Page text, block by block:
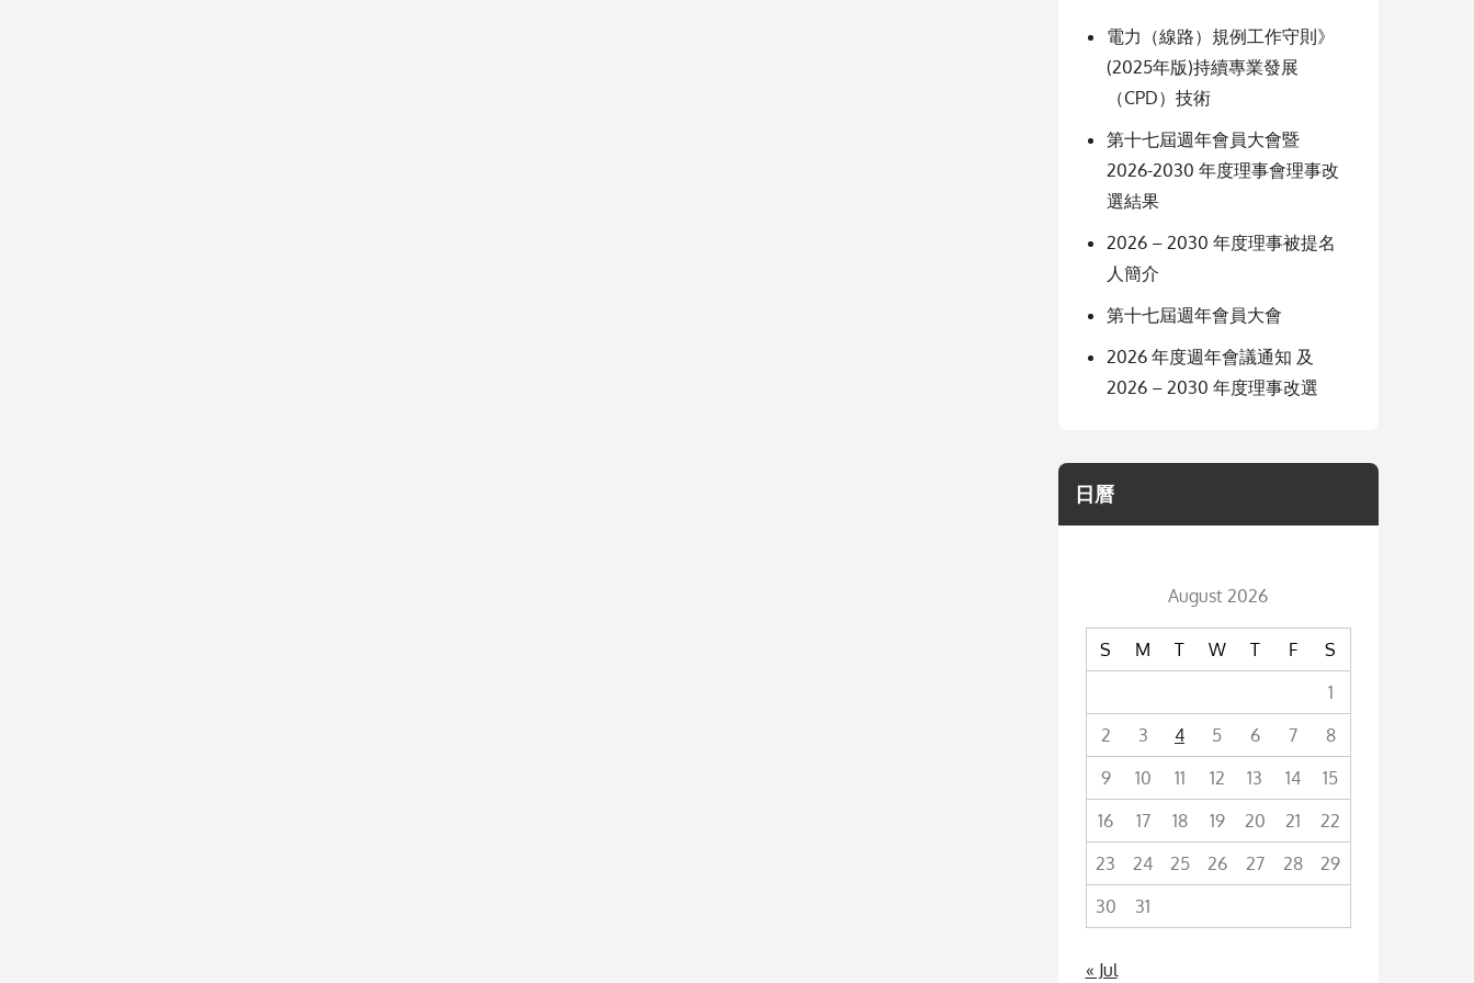
電力（線路）規例工作守則》
(2025年版)持續專業發展
（CPD）技術
第十七屆週年會員大會暨
2026-2030 年度理事會理事改
選結果
2026 – 2030 年度理事被提名
人簡介
第十七屆週年會員大會
2026 年度週年會議通知 及
2026 – 2030 年度理事改選
日曆
August 2026
S M T W T F
S
1
2
3 4 5 6 7
8
9
10 11 12 13 14
15
16
17 18 19 20 21
22
23
24 25 26 27 28
29
30
31
« Jul